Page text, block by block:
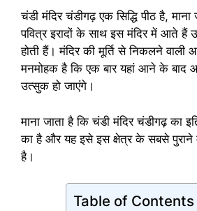
चंडी मंदिर चंडीगढ़ एक सिद्धि पीठ है,
पवित्र इरादों के साथ इस मंदिर में आते हैं
होती हैं। मंदिर की मूर्ति से निकलने
मनमोहक है कि एक बार यहां आने के बाद
उत्सुक हो जाएंगे।
माना जाता है कि चंडी मंदिर चंडीगढ़ का
का है और यह इसे इस क्षेत्र के सबसे पुराने
है।
Table of Contents